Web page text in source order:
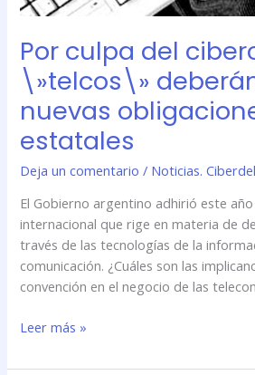
Por culpa del
\»telcos\»
nuevas
estatales
Deja un comentario / Noticias.
El Gobierno argentino adhirió este
internacional que rige en materia de
través de las tecnologías de la
comunicación. ¿Cuáles son las
convención en el negocio de las
estatales
Leer más »